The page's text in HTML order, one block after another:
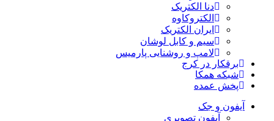
دنا الکتریک
الکتروکاوه
ایران الکتریک
سیم و کابل لوشان
لامپ و روشنایی پارمیس
برقکار در کرج
شبکه همکا
پخش عمده
آیفون و جک
آیفون تصویری